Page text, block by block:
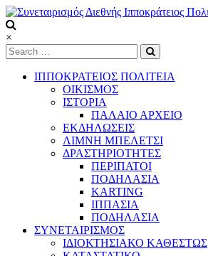
Skip
to
content
Συνεταιρισμός
Διεθνής
Ιπποκράτειος
Πολιτεία
×
ΙΠΠΟΚΡΑΤΕΙΟΣ ΠΟΛΙΤΕΙΑ
ΟΙΚΙΣΜΟΣ
ΙΣΤΟΡΙΑ
ΠΑΛΑΙΟ ΑΡΧΕΙΟ
ΕΚΔΗΛΩΣΕΙΣ
ΛΙΜΝΗ ΜΠΕΛΕΤΣΙ
ΔΡΑΣΤΗΡΙΟΤΗΤΕΣ
ΠΕΡΙΠΑΤΟΙ
ΠΟΔΗΛΑΣΙΑ
KARTING
ΙΠΠΑΣΙΑ
ΠΟΔΗΛΑΣΙΑ
ΣΥΝΕΤΑΙΡΙΣΜΟΣ
ΙΔΙΟΚΤΗΣΙΑΚΟ ΚΑΘΕΣΤΩΣ